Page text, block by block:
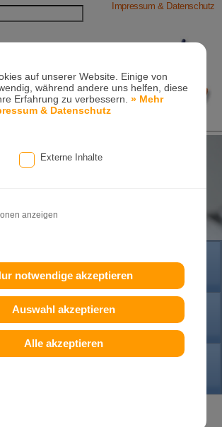
auf unserer Website. Einige von
während andere uns helfen, diese
Erfahrung zu verbessern.» Mehr
& Datenschutz
Externe Inhalte
anzeigen
notwendige akzeptieren
Auswahl akzeptieren
Alle akzeptieren
Impressum & Datenschutz
Praxis
Kollegen
für
0-0 · www.konik.de